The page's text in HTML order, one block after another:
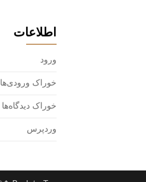
اطلاعات
ورود
خوراک ورودی‌ها
خوراک دیدگاه‌ها
وردپرس